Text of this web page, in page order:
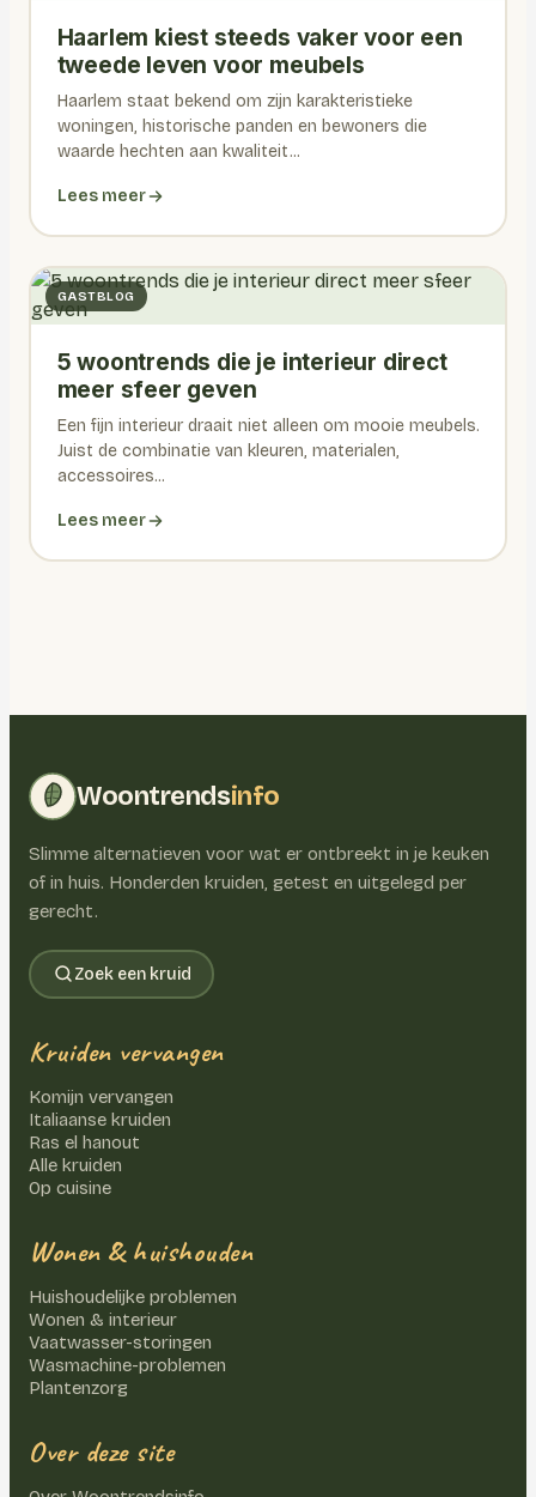
Haarlem kiest steeds vaker voor een
tweede leven voor meubels
Haarlem staat bekend om zijn karakteristieke
woningen, historische panden en bewoners die
waarde hechten aan kwaliteit...
Lees meer
GASTBLOG
5 woontrends die je interieur direct
meer sfeer geven
Een fijn interieur draait niet alleen om mooie meubels.
Juist de combinatie van kleuren, materialen,
accessoires...
Lees meer
Woontrendsinfo
Slimme alternatieven voor wat er ontbreekt in je keuken
of in huis. Honderden kruiden, getest en uitgelegd per
gerecht.
Zoek een kruid
Kruiden vervangen
Komijn vervangen
Italiaanse kruiden
Ras el hanout
Alle kruiden
Op cuisine
Wonen & huishouden
Huishoudelijke problemen
Wonen & interieur
Vaatwasser-storingen
Wasmachine-problemen
Plantenzorg
Over deze site